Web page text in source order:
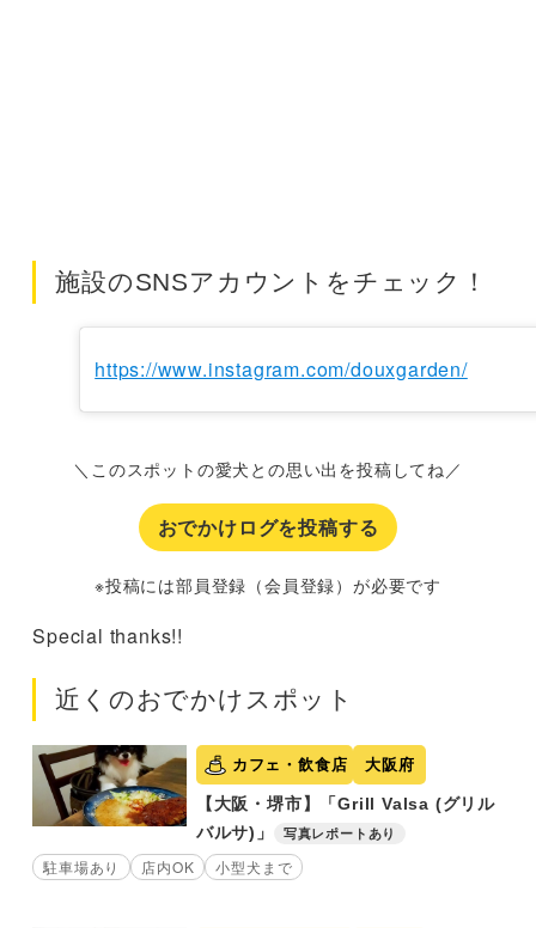
施設のSNSアカウントをチェック！
https://www.instagram.com/douxgarden/
＼このスポットの愛犬との思い出を投稿してね／
おでかけログを投稿する
※投稿には部員登録（会員登録）が必要です
Special thanks!!
近くのおでかけスポット
カフェ・飲食店 大阪府
【大阪・堺市】「Grill Valsa (グリル
バルサ)」
写真レポートあり
駐車場あり 店内OK 小型犬まで